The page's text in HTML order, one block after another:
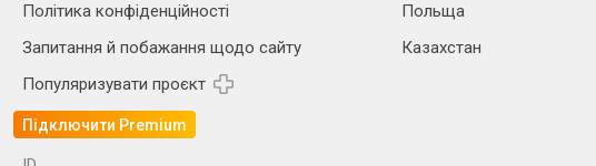
Політика конфіденційності
Запитання й побажання щодо сайту
Популяризувати проєкт
Підключити Premium
Польща
Казахстан